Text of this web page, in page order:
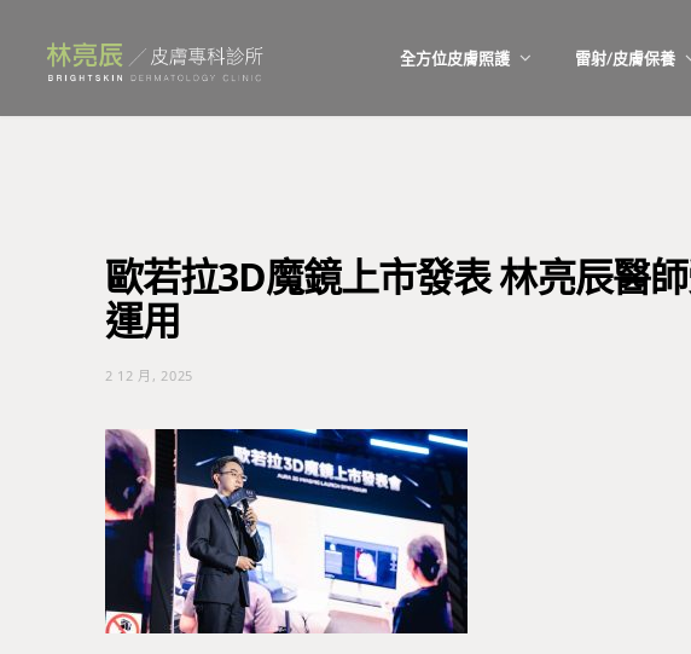
全方位皮膚照護 雷射/皮膚保養
歐若拉3D魔鏡上市發表 林亮辰醫
運用
2 12 月, 2025